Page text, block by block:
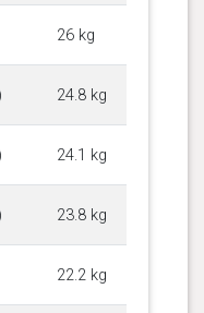
26 kg
24.8 kg
24.1 kg
23.8 kg
22.2 kg